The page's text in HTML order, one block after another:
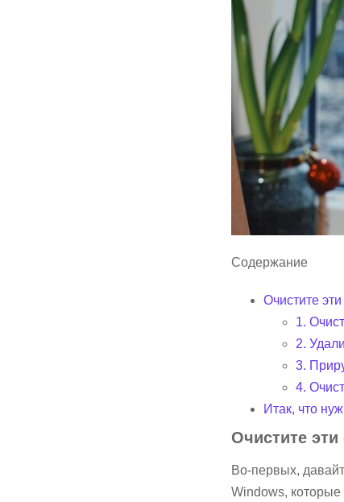
Содержание
Очистите
1.
2.
3.
4.
Итак, что
Очистите
Во-первых,
Windows,